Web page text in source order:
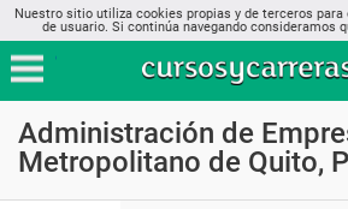
Nuestro sitio utiliza cookies propias y de terceros
de usuario. Si continúa navegando consideramos
Administración de
Metropolitano de Quito,